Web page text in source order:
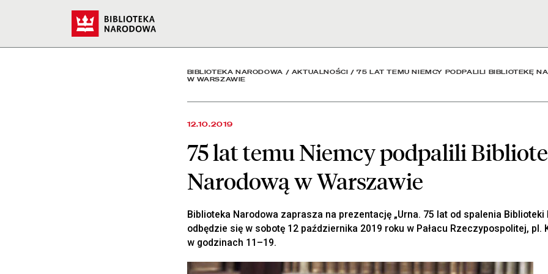
75 lat temu Niemcy podpalili Bibliotekę
BIBLIOTEKA NARODOWA / AKTUALNOŚCI /75 LAT TEMU NIEMCY PODPALILI BIBLIOTEKĘ
W WARSZAWIE
12.10.2019
75 lat temu Niemcy podpalili
Narodową w Warszawie
Biblioteka Narodowa zaprasza na prezentację „Urna. 75 lat od spalenia Biblioteki
odbędzie się w sobotę 12 października 2019 roku w Pałacu Rzeczypospolitej, pl.
w godzinach 11–19.